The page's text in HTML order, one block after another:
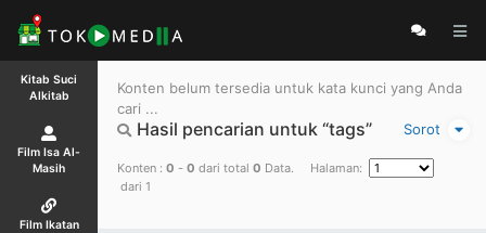
Kitab Suci
Alkitab
Film Isa Al-
Masih
Film Ikatan
Konten belum tersedia untuk kata kunci yang Anda
cari ...
Sorot
Hasil pencarian untuk “tags”
Konten : 0 - 0 dari total 0 Data. Halaman:
dari 1